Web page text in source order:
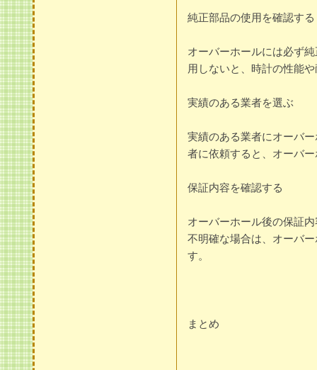
純正部品の使用を確認する
オーバーホールには必ず
用しないと、時計の性能
実績のある業者を選ぶ
実績のある業者にオーバ
者に依頼すると、オーバ
保証内容を確認する
オーバーホール後の保証
不明確な場合は、オーバ
す。
まとめ